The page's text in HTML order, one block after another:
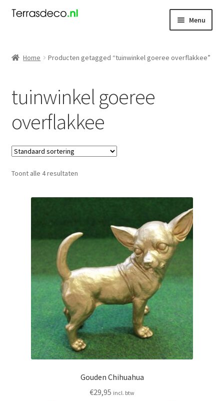
Ga
navigatie
Ga
inhoud
Menu
Kabouters
Mensen
Nieuw
Koningsdag
Verlichting
Home Producten getagged “tuinwinkel goeree overflakkee”
tuinwinkel goeree
overflakkee
Toont alle 4 resultaten
Gouden Chihuahua
€29,95 incl. btw